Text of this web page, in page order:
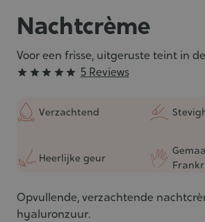
Nachtcrème
Voor een frisse, uitgeruste teint in
Grade
5/5
     5 Reviews
Verzachtend
Heerlijke geur
Opvullende, verzachtende
hyaluronzuur.